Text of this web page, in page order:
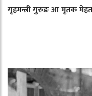
गृहमन्त्री गुरुङ आ मृतक